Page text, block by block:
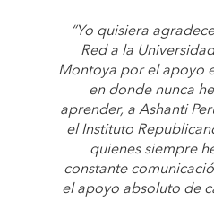
“Yo quisiera
Red a la
Montoya por el apoyo
en donde nunca
aprender, a Ashanti
el Instituto
quienes siempre
constante
el apoyo absoluto de